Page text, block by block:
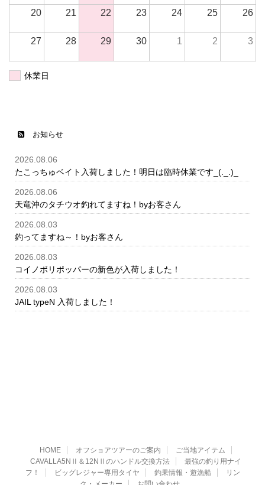
20 21 22 23 24 25 26
27 28 29 30 1 2 3
休業日
お知らせ
2026.08.06
たこっちゅベイト入荷しました！明日は臨時休業です_(._.)_
2026.08.06
天竜沖のタチウオ釣れてますね！byお客さん
2026.08.03
釣ってますね～！byお客さん
2026.08.03
コイノボリポッパーの新色が入荷しました！
2026.08.03
JAIL typeN 入荷しました！
HOME オフショアツアーのご案内
ご当地アイテム
CAVALLA5NⅡ＆12NⅡのハンドル交換方法
最強の釣り用ナイ
フ！
ビッグレジャー専用タイヤ 釣果情報・遊漁船
リン